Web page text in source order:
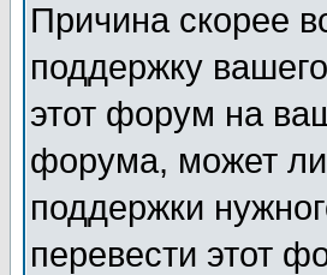
Причина скорее
поддержку
этот форум на
форума, может
поддержки
перевести этот